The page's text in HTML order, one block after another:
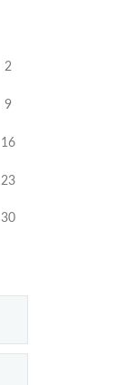
2
9
16
23
30